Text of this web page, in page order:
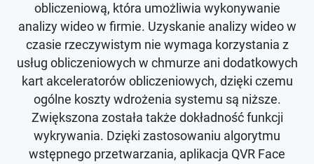
obliczeniową, która umożliwia wykonywanie
analizy wideo w firmie. Uzyskanie analizy wideo w
czasie rzeczywistym nie wymaga korzystania z
usług obliczeniowych w chmurze ani dodatkowych
kart akceleratorów obliczeniowych, dzięki czemu
ogólne koszty wdrożenia systemu są niższe.
Zwiększona została także dokładność funkcji
wykrywania. Dzięki zastosowaniu algorytmu
wstępnego przetwarzania, aplikacja QVR Face